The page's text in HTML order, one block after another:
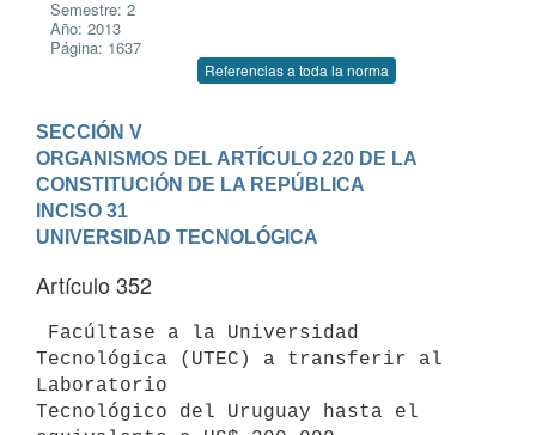
Semestre: 2
Año: 2013
Página: 1637
Referencias a toda la norma
SECCIÓN V
ORGANISMOS DEL ARTÍCULO 220 DE LA
CONSTITUCIÓN DE LA REPÚBLICA
INCISO 31
UNIVERSIDAD TECNOLÓGICA
Artículo 352
Tecnológica (UTEC) a transferir al
Laboratorio
Tecnológico del Uruguay hasta el